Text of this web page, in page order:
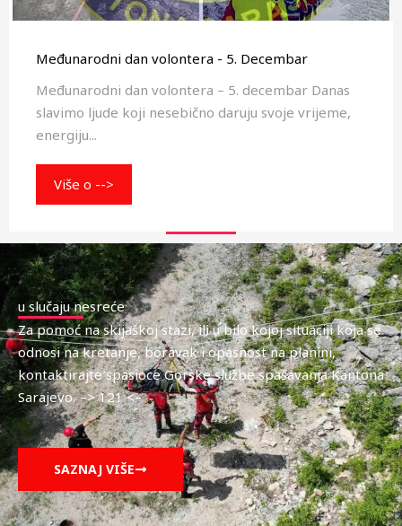
Međunarodni dan volontera - 5. Decembar
Međunarodni dan volontera – 5. decembar Danas
slavimo ljude koji nesebično daruju svoje vrijeme,
energiju...
Više o -->
u slučaju nesreće
Za pomoć na skijaškoj stazi, ili u bilo kojoj situaciji koja se
odnosi na kretanje, boravak i opasnost na planini,
kontaktirajte spasioce Gorske službe spašavanja Kantona
Sarajevo –> 121 <–
SAZNAJ VIŠE